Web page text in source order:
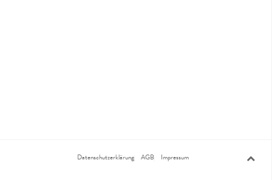
Datenschutzerklärung AGB Impressum